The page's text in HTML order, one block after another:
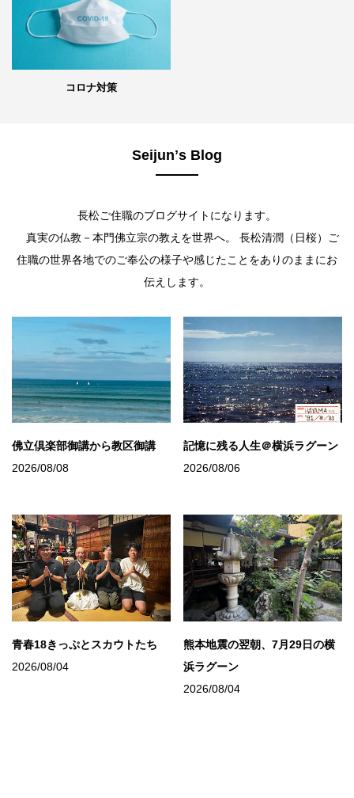
コロナ対策
Seijunʼs Blog
長松ご住職のブログサイトになります。
真実の仏教－本門佛立宗の教えを世界へ。 長松清潤（日桜）ご
住職の世界各地でのご奉公の様子や感じたことをありのままにお
伝えします。
佛立倶楽部御講から教区御講
2026/08/08
記憶に残る人生＠横浜ラグーン
2026/08/06
青春18きっぷとスカウトたち
2026/08/04
熊本地震の翌朝、7月29日の横
浜ラグーン
2026/08/04